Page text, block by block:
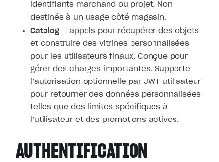
identifiants marchand ou projet. Non
destinés à un usage côté magasin.
Catalog — appels pour récupérer des objets
et construire des vitrines personnalisées
pour les utilisateurs finaux. Conçue pour
gérer des charges importantes. Supporte
l’autorisation optionnelle par JWT utilisateur
pour retourner des données personnalisées
telles que des limites spécifiques à
l’utilisateur et des promotions actives.
AUTHENTIFICATION